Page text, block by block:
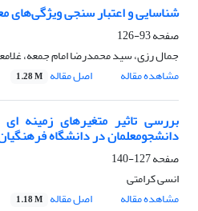
شناسایی و اعتبار سنجی ویژگی‌های
صفحه93-126
جمال رزی، سید محمدرضا امام جمعه،
مشاهده مقاله
اصل مقاله 1.28 M
بررسی تاثیر متغیرهای زمینه
دانشجومعلمان در دانشگاه
صفحه127-140
انسی کرامتی
مشاهده مقاله
اصل مقاله 1.18 M